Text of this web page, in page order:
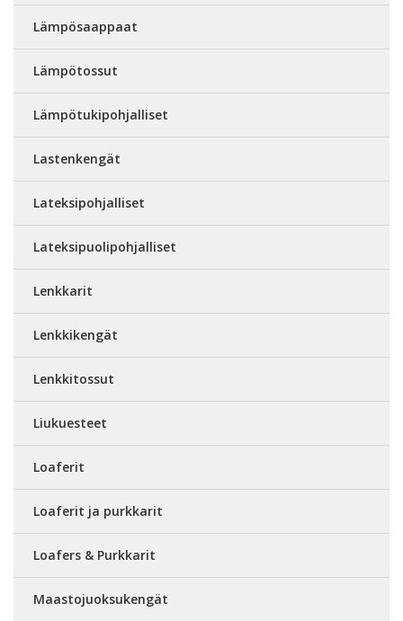
Lämpösaappaat
Lämpötossut
Lämpötukipohjalliset
Lastenkengät
Lateksipohjalliset
Lateksipuolipohjalliset
Lenkkarit
Lenkkikengät
Lenkkitossut
Liukuesteet
Loaferit
Loaferit ja purkkarit
Loafers & Purkkarit
Maastojuoksukengät